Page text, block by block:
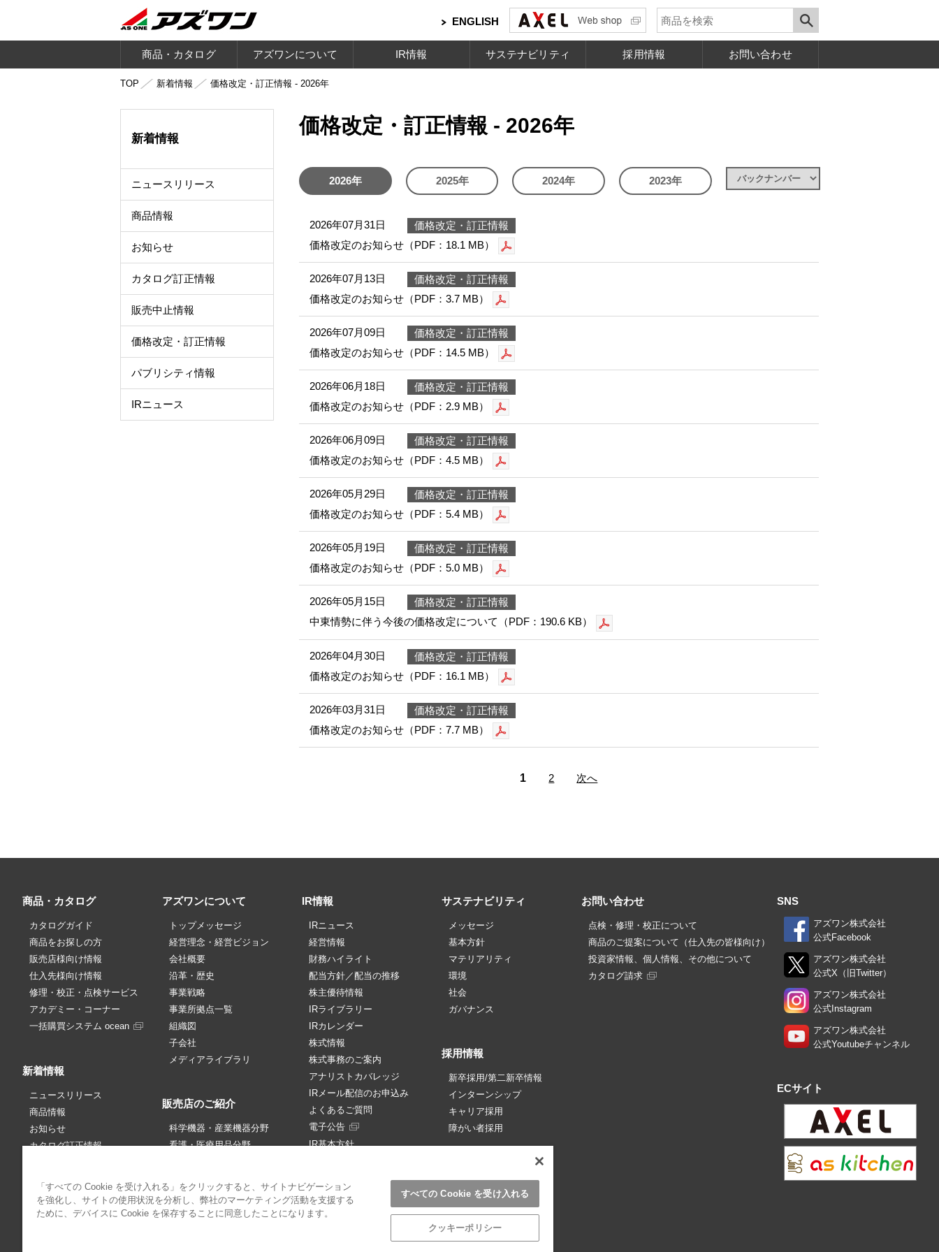
ENGLISH
商品・カタログ アズワンについて IR情報 サステナビリティ 採用情報 お問い合わせ
TOP 新着情報 価格改定・訂正情報 - 2026年
価格改定・訂正情報 - 2026年
2026年 2025年 2024年 2023年
2026年07月31日
価格改定・訂正情報
価格改定のお知らせ（PDF：18.1 MB）
2026年07月13日
価格改定・訂正情報
価格改定のお知らせ（PDF：3.7 MB）
2026年07月09日
価格改定・訂正情報
価格改定のお知らせ（PDF：14.5 MB）
2026年06月18日
価格改定・訂正情報
価格改定のお知らせ（PDF：2.9 MB）
2026年06月09日
価格改定・訂正情報
価格改定のお知らせ（PDF：4.5 MB）
2026年05月29日
価格改定・訂正情報
価格改定のお知らせ（PDF：5.4 MB）
2026年05月19日
価格改定・訂正情報
価格改定のお知らせ（PDF：5.0 MB）
2026年05月15日
価格改定・訂正情報
中東情勢に伴う今後の価格改定について（PDF：190.6 KB）
2026年04月30日
価格改定・訂正情報
価格改定のお知らせ（PDF：16.1 MB）
2026年03月31日
価格改定・訂正情報
価格改定のお知らせ（PDF：7.7 MB）
1 2 次へ
新着情報
ニュースリリース
商品情報
お知らせ
カタログ訂正情報
販売中止情報
価格改定・訂正情報
パブリシティ情報
IRニュース
商品・カタログ
カタログガイド
商品をお探しの方
販売店様向け情報
仕入先様向け情報
修理・校正・点検サービス
アカデミー・コーナー
一括購買システム ocean
新着情報
ニュースリリース
商品情報
お知らせ
カタログ訂正情報
パブリシティ情報
IRニュース
アズワンについて
トップメッセージ
経営理念・経営ビジョン
会社概要
沿革・歴史
事業戦略
事業所拠点一覧
組織図
子会社
メディアライブラリ
販売店のご紹介
科学機器・産業機器分野
看護・医療用品分野
アカデミー・コーナー
IR情報
IRニュース
経営情報
財務ハイライト
配当方針／配当の推移
株主優待情報
IRライブラリー
IRカレンダー
株式情報
株式事務のご案内
アナリストカバレッジ
IRメール配信のお申込み
よくあるご質問
電子公告
IR基本方針
サステナビリティ
メッセージ
基本方針
マテリアリティ
環境
社会
ガバナンス
採用情報
新卒採用/第二新卒情報
インターンシップ
キャリア採用
障がい者採用
お問い合わせ
点検・修理・校正について
商品のご提案について（仕入先の皆様向け）
投資家情報、個人情報、その他について
カタログ請求
SNS
アズワン株式会社
公式Facebook
アズワン株式会社
公式X（旧Twitter）
アズワン株式会社
公式Instagram
アズワン株式会社
公式Youtubeチャンネル
ECサイト
「すべての Cookie を受け入れる」をクリックすると、サイトナビゲーション
を強化し、サイトの使用状況を分析し、弊社のマーケティング活動を支援する
ために、デバイスに Cookie を保存することに同意したことになります。
すべての Cookie を受け入れる
クッキーポリシー